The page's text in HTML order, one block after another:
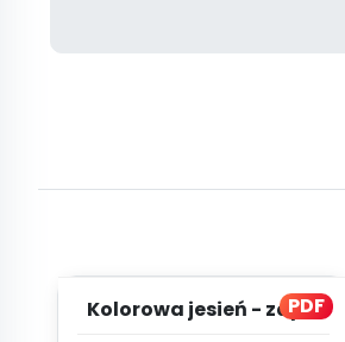
PDF
Kolorowa jesień - zapis